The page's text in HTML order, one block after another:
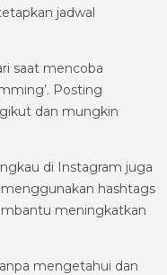
jadwal
saat mencoba
Posting
dan mungkin
di Instagram juga
hashtags
meningkatkan
mengetahui dan